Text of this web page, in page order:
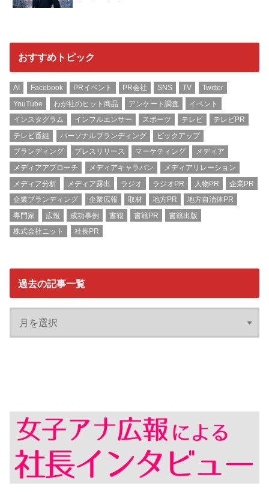
おすすめトピック
AI Facebook PRイベント PR会社 SNS TV
Twitter
YouTube
わが社のヒット商品 アンケート調査
イベント
インスタグラム
インフルエンサー スポーツ テレビ
テレビPR
テレビ番組
パーソナルブランディング
ピックアップ
ブランディング
プレスリリース マーケティング
メディア
メディアアプローチ
メディアキャラバン
メディアリレーション
メディア分析
メディア露出 ラジオ ラジオPR 人物PR
企業PR
企業ブランディング
企業広報 取材 地方PR
地方自治体PR
専門家
広報 成功事例 書籍 書籍PR
書籍出版
株式会社ニット
社長PR
過去の記事一覧